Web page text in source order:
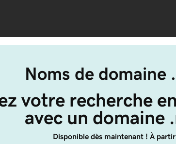
Noms de domaine
votre recherche
avec un domaine
Disponible dès maintenant ! À